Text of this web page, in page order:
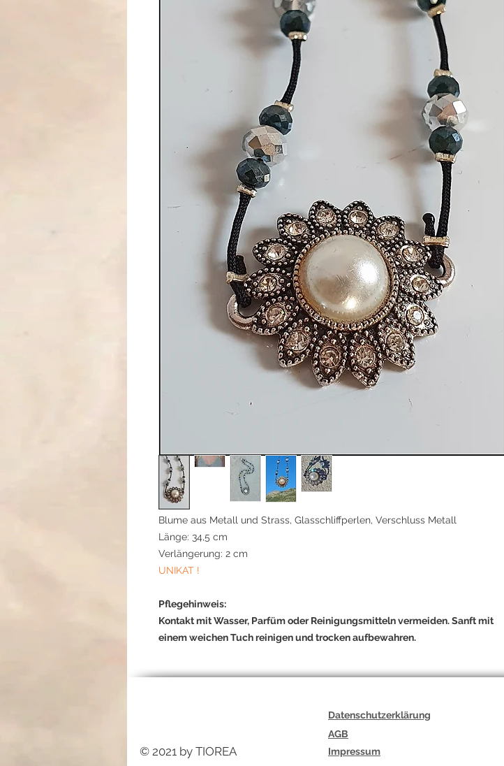
Blume aus Metall und Strass, Glasschliffperlen, Verschluss Metall
Länge: 34,5 cm
Verlängerung: 2 cm
UNIKAT !
Pflegehinweis:
Kontakt mit Wasser, Parfüm oder Reinigungsmitteln vermeiden. Sanft mit
einem weichen Tuch reinigen und trocken aufbewahren.
Datenschutzerklärung
AGB
© 2021 by TIOREA Impressum